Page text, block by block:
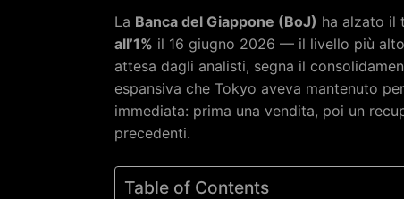
La Banca del Giappone (BoJ) ha alzato il
all’1% il 16 giugno 2026 — il livello più alto
attesa dagli analisti, segna il
espansiva che Tokyo aveva mantenuto
immediata: prima una vendita, poi un
precedenti.
Table of Contents